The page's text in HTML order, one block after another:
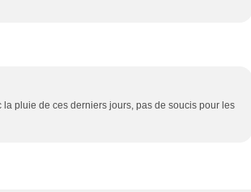
pluie de ces derniers jours, pas de soucis pour les